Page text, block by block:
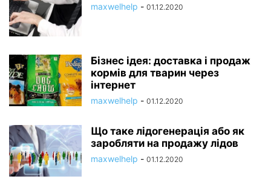
maxwelhelp - 01.12.2020
Бізнес ідея: доставка і продаж
кормів для тварин через
інтернет
maxwelhelp - 01.12.2020
Що таке лідогенерація або як
заробляти на продажу лідов
maxwelhelp - 01.12.2020